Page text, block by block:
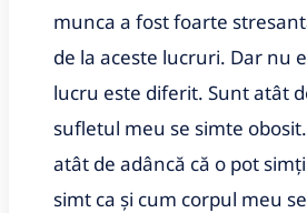
munca a fost foarte
de la aceste lucruri. Dar nu
lucru este diferit. Sunt atât
sufletul meu se simte
atât de adâncă că o pot
simt ca și cum corpul meu